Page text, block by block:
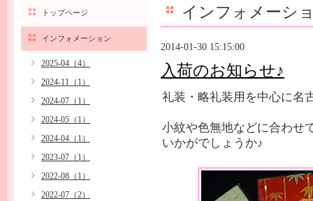
インフォメーシ
2014-01-30 15:15:00
入荷のお知らせ♪
礼装・略礼装用を中心に名
小紋や色無地などに合わせ
いかがでしょうか♪
トップページ
インフォメーション
2025-04（4）
2024-11（1）
2024-07（1）
2024-05（1）
2024-04（1）
2023-07（1）
2022-08（1）
2022-07（2）